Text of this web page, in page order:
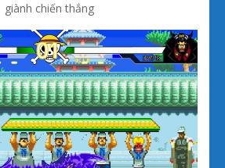
giành chiến thắng